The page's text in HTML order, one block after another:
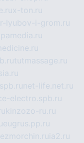
x-ton.ru
lyubov-i-grom.ru
tutmassage.ru
net-life.net.ru
electro.spb.ru
kinzozo-ru.ru
eugrus.pp.ru
ia2.ru